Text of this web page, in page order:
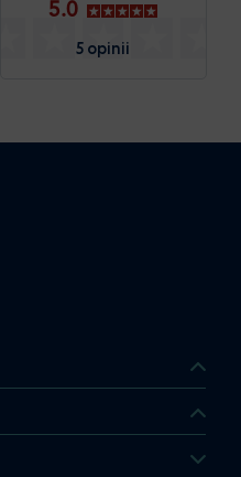
5.0
5 opinii